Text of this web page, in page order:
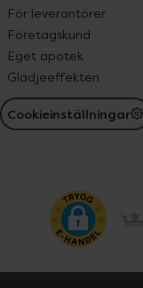
För leverantörer
Företagskund
Eget apotek
Glädjeeffekten
Cookieinställningar